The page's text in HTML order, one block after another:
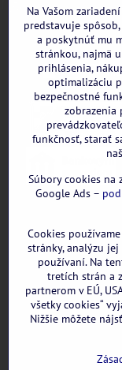
WhatsApp
Na Vašom
predstavuje
a poskytnúť mu
stránkou, najmä
prihlásenia,
optimalizáciu
bezpečnostné
zobrazenia
funkčnosť, starať
Súbory cookies na
Google Ads –
Cookies
stránky, analýzu
používaní. Na
tretích strán a
partnerom v EÚ,
všetky cookies“
Nižšie môžete